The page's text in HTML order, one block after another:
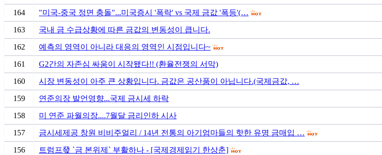
164 "미국-중국 정면 충돌"...미국증시 '폭락' vs 국제 금값 '폭등'(…
163 국내 금 수급상황에 따른 금값의 변동성이 큽니다.
162 예측의 영역이 아니라 대응의 영역인 시점입니다~
161 G2간의 자존심 싸움이 시작됐다!! (환율전쟁의 서막)
160 시장 변동성이 아주 큰 상황입니다. 금값은 공산품이 아닙니다.(국제금값, …
159 연준의장 발언영향...국제 금시세 하락
158 미 연준 파월의장....7월달 금리인하 시사
157 금시세제공 창원 비비주얼리 / 14년 전통의 아기엄마들의 핫한 유명 금매입 …
156 트럼프發 `금 본위제` 부활하나 - [국제경제읽기 한상춘]